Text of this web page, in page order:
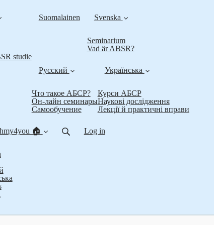
studie
Suomalainen Svenska
Seminarium
Vad är ABSR?
Русский
Что такое АБСР?
Он-лайн семинары
Самообучение
Українська
Курси АБСР
Наукові дослідження
Лекції й практичні вправи
🏠 Log in